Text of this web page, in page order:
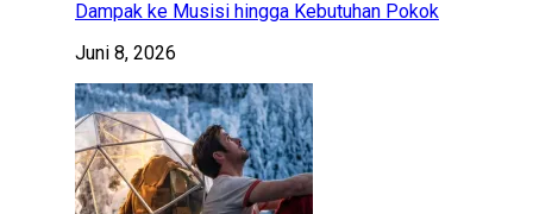
Dampak ke Musisi hingga Kebutuhan Pokok
Juni 8, 2026